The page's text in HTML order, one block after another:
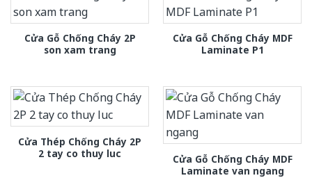
Cửa Gỗ Chống Cháy 2P
son xam trang
Cửa Gỗ Chống Cháy MDF
Laminate P1
Cửa Thép Chống Cháy 2P
2 tay co thuy luc
Cửa Gỗ Chống Cháy MDF
Laminate van ngang